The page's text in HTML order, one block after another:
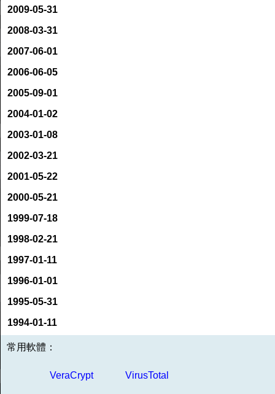
2009-05-31
2008-03-31
2007-06-01
2006-06-05
2005-09-01
2004-01-02
2003-01-08
2002-03-21
2001-05-22
2000-05-21
1999-07-18
1998-02-21
1997-01-11
1996-01-01
1995-05-31
1994-01-11
常用軟體：
VeraCrypt VirusTotal